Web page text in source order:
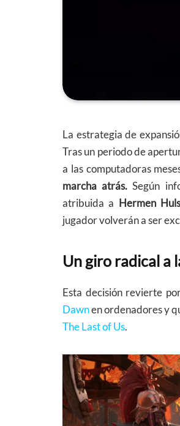
La estrategia de
Tras un periodo de
a las computadoras
marcha atrás. Según
atribuida a Hermen
jugador volverán a ser
Un giro radical a
Esta decisión revierte
Dawnen ordenadores y
The Last of Us.